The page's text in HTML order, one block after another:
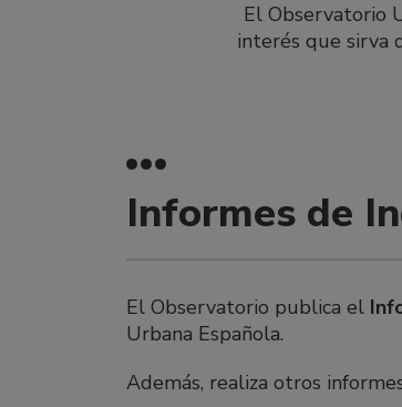
El Observatorio
interés que sirva
Informes de
El Observatorio publica el
Urbana Española.
Además, realiza otros